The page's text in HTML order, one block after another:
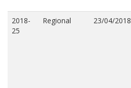
2018-
25
Regional 23/04/2018